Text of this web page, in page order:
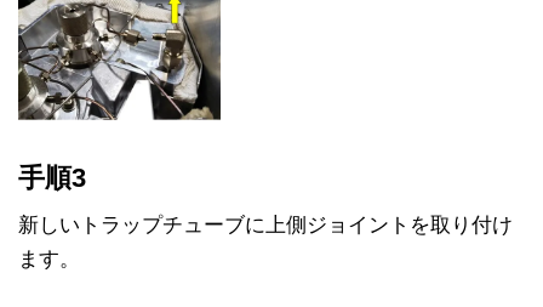
手順3
新しいトラップチューブに上側ジョイントを取り付け
ます。